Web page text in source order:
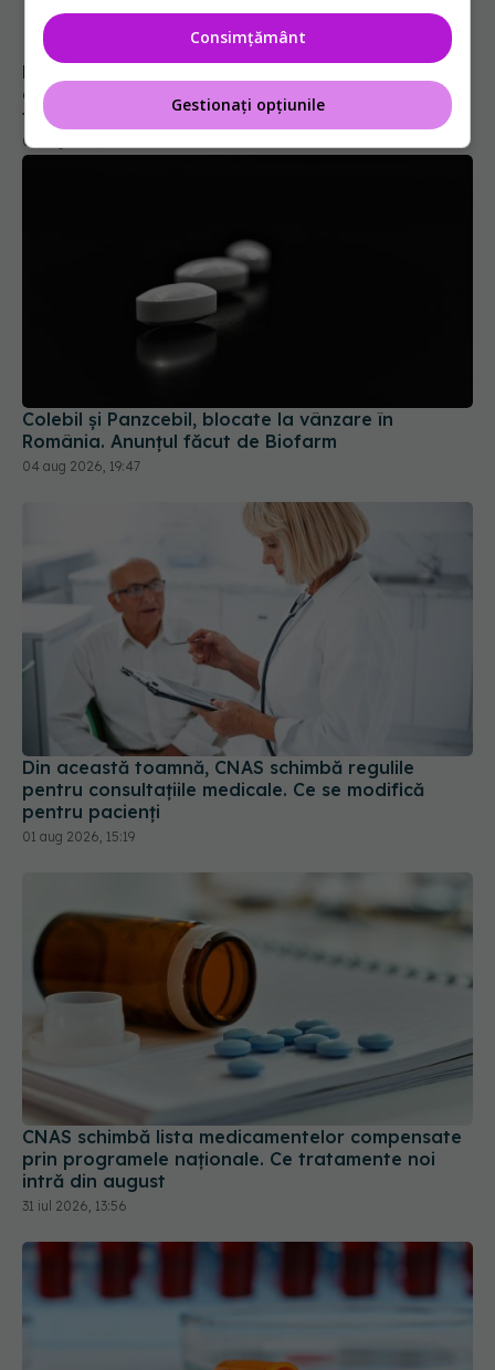
Pacienții români, blocați la „semaforul”
administrativ. Cât mai așteaptă România
tratamentele inovatoare deja aprobate în
Europa
05 aug 2026, 12:33
Colebil și Panzcebil, blocate la vânzare în
România. Anunțul făcut de Biofarm
04 aug 2026, 19:47
Din această toamnă, CNAS schimbă regulile
pentru consultațiile medicale. Ce se modifică
pentru pacienți
01 aug 2026, 15:19
CNAS schimbă lista medicamentelor compensate
prin programele naționale. Ce tratamente noi
intră din august
31 iul 2026, 13:56
Consimțământ
Gestionați opțiunile